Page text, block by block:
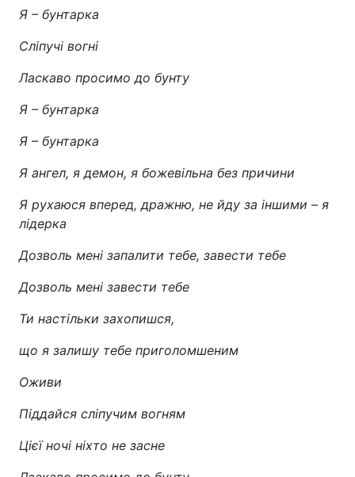
Я – бунтарка
Сліпучі вогні
Ласкаво просимо до бунту
Я – бунтарка
Я – бунтарка
Я ангел, я демон, я божевільна без причини
Я рухаюся вперед, дражню, не йду за іншими – я
лідерка
Дозволь мені запалити тебе, завести тебе
Дозволь мені завести тебе
Ти настільки захопишся,
що я залишу тебе приголомшеним
Оживи
Піддайся сліпучим вогням
Цієї ночі ніхто не засне